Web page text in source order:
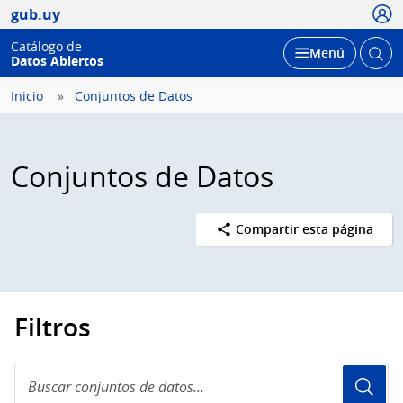
gub.uy
Catálogo de
Datos Abiertos
Desplegar
Menú Abrir
Inicio Conjuntos de Datos
Conjuntos de Datos
Compartir esta página
Filtros
conjuntos